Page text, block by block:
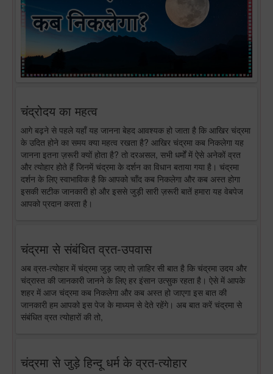
चंद्रोदय का महत्व
आगे बढ़ने से पहले यहाँ यह जानना बेहद आवश्यक हो जाता है कि आखिर चंद्रमा
के उदित होने का समय क्या महत्व रखता है? आखिर चंद्रमा कब निकलेगा यह
जानना इतना ज़रूरी क्यों होता है? तो दरअसल, सभी धर्मों में ऐसे अनेकों व्रत
और त्योहार होते हैं जिनमें चंद्रमा के दर्शन का विधान बताया गया है। चंद्रमा
दर्शन के लिए स्वाभाविक है कि आपको चाँद कब निकलेगा और कब अस्त होगा
इसकी सटीक जानकारी हो और इससे जुड़ी सारी ज़रूरी बातें हमारा यह वेबपेज
आपको प्रदान करता है।
चंद्रमा से संबंधित व्रत-उपवास
अब व्रत-त्योहार में चंद्रमा जुड़ जाए तो ज़ाहिर सी बात है कि चंद्रमा उदय और
चंद्रास्त की जानकारी जानने के लिए हर इंसान उत्सुक रहता है। ऐसे में आपके
शहर में आज चंद्रमा कब निकलेगा और कब अस्त हो जाएगा इस बात की
जानकारी हम आपको इस पेज के माध्यम से देते रहेंगे। अब बात करें चंद्रमा से
संबंधित व्रत त्योहारों की तो,
चंद्रमा से जुड़े हिन्दू धर्म के व्रत-त्योहार